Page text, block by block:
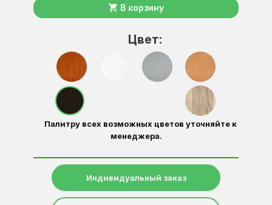
shopping_cart В корзину
Цвет:
Палитру всех возможных цветов уточняйте к
менеджера.
Индивидуальный заказ